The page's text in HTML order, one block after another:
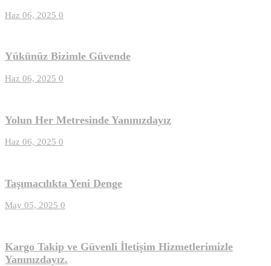
Haz 06, 2025 0
Yükünüz Bizimle Güvende
Haz 06, 2025 0
Yolun Her Metresinde Yanınızdayız
Haz 06, 2025 0
Taşımacılıkta Yeni Denge
May 05, 2025 0
Kargo Takip ve Güvenli İletişim Hizmetlerimizle
Yanınızdayız.